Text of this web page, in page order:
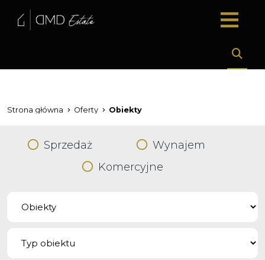
Strona główna Oferty Obiekty
Sprzedaż
Wynajem
Komercyjne